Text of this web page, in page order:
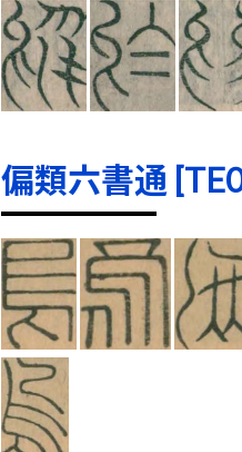
偏類六書通